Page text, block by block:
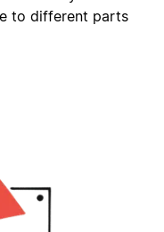
to different parts